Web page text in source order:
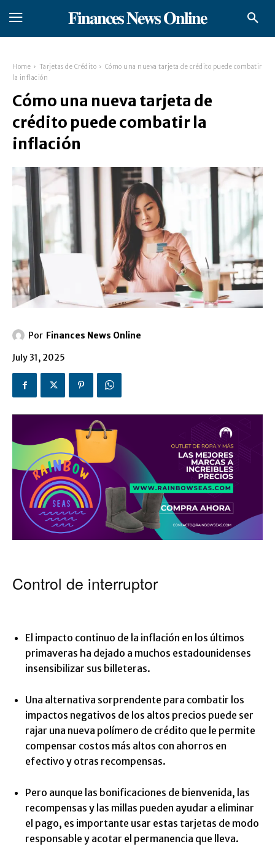
𝐅𝐢𝐧𝐚𝐧𝐜𝐞𝐬 𝐍𝐞𝐰𝐬 𝐎𝐧𝐥𝐢𝐧𝐞
Home Tarjetas de Crédito
Cómo una nueva tarjeta de crédito puede combatir
la inflación
Cómo una nueva tarjeta de
crédito puede combatir la
inflación
Por Finances News Online
July 31, 2025
Control de interruptor
El impacto continuo de la inflación en los últimos
primaveras ha dejado a muchos estadounidenses
insensibilizar sus billeteras.
Una alternativa sorprendente para combatir los
impactos negativos de los altos precios puede ser
rajar una nueva polímero de crédito que le permite
compensar costos más altos con ahorros en
efectivo y otras recompensas.
Pero aunque las bonificaciones de bienvenida, las
recompensas y las millas pueden ayudar a eliminar
el pago, es importante usar estas tarjetas de modo
responsable y acotar el permanencia que lleva.